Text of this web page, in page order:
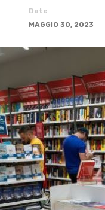
Date
MAGGIO 30, 2023